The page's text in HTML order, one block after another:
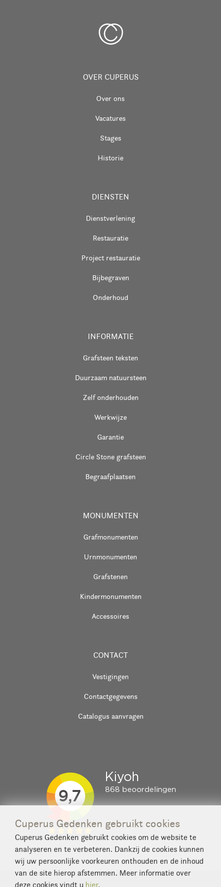
OVER CUPERUS
Over ons
Vacatures
Stages
Historie
DIENSTEN
Dienstverlening
Restauratie
Project restauratie
Bijbegraven
Onderhoud
INFORMATIE
Grafsteen teksten
Duurzaam natuursteen
Zelf onderhouden
Werkwijze
Garantie
Circle Stone grafsteen
Begraafplaatsen
MONUMENTEN
Grafmonumenten
Urnmonumenten
Grafstenen
Kindermonumenten
Accessoires
CONTACT
Vestigingen
Contactgegevens
Catalogus aanvragen
Cuperus Gedenken gebruikt cookies
Cuperus Gedenken gebruikt cookies om de website te
analyseren en te verbeteren. Dankzij de cookies kunnen
wij uw persoonlijke voorkeuren onthouden en de inhoud
van de site hierop afstemmen. Meer informatie over
deze cookies vindt u hier.